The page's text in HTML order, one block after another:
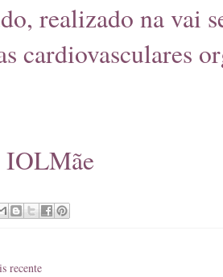
realizado na vai
cardiovasculares
IOLMãe
recente